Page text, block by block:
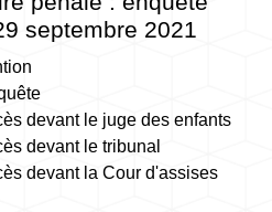
septembre 2021
devant le juge des enfants
devant le tribunal
devant la Cour d'assises